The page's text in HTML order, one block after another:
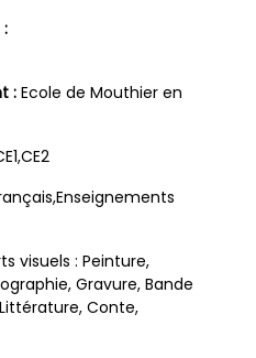
: Ecole de Mouthier en
visuels : Peinture,
Gravure, Bande
Conte,